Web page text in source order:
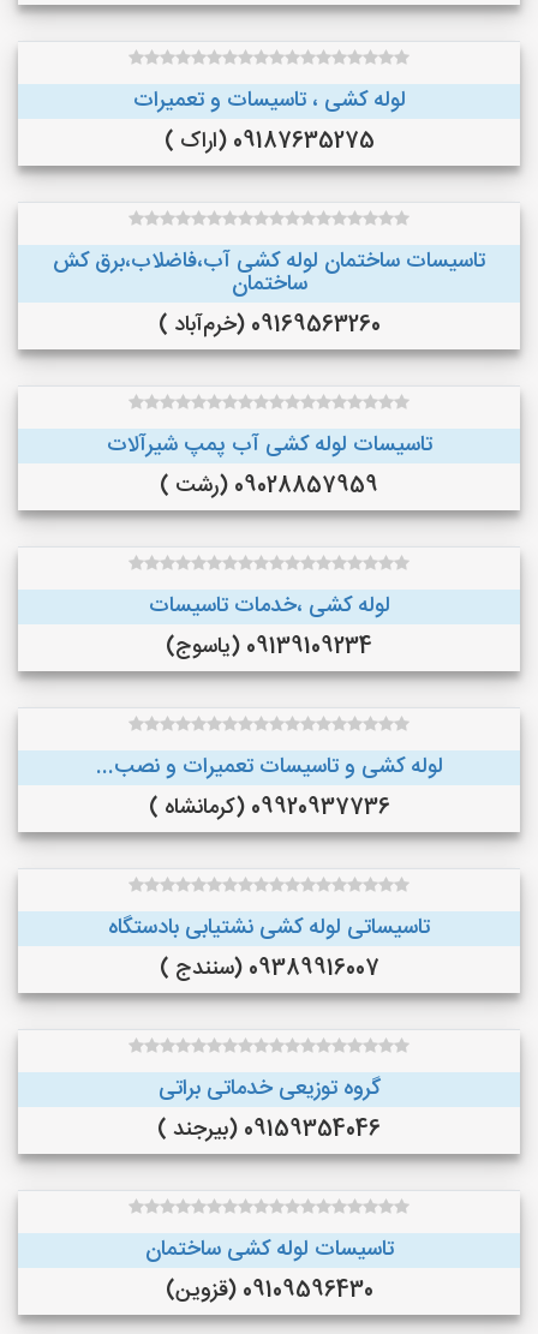
لوله کشی ، تاسیسات و تعمیرات
09187635275 (اراک )
تاسیسات ساختمان لوله کشی آب،فاضلاب،برق کش
ساختمان
09169563260 (خرم‌آباد )
تاسیسات لوله کشی آب پمپ شیرآلات
09028857959 (رشت )
لوله کشی ،خدمات تاسیسات
09139109234 (یاسوج)
لوله کشی و تاسیسات تعمیرات و نصب...
09920937736 (کرمانشاه )
تاسیساتی لوله کشی نشتیابی بادستگاه
09389916007 (سنندج )
گروه توزیعی خدماتی براتی
09159354046 (بیرجند )
تاسیسات لوله کشی ساختمان
09109596430 (قزوین)